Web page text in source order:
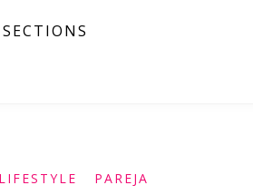
LIFESTYLE PAREJA